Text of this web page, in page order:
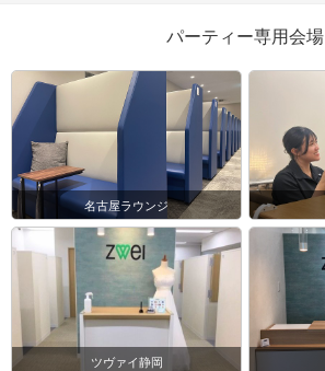
パーティー専用会場
名古屋ラウンジ
ツヴァイ静岡